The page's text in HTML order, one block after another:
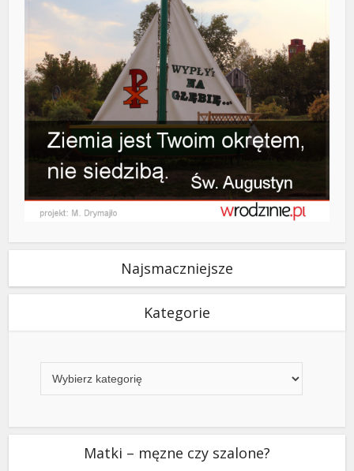
Najsmaczniejsze
Kategorie
Matki – męzne czy szalone?